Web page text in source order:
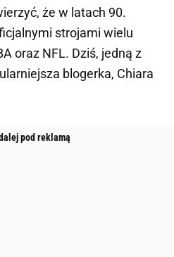
że w latach 90.
strojami wielu
oraz NFL. Dziś, jedną z
blogerka, Chiara